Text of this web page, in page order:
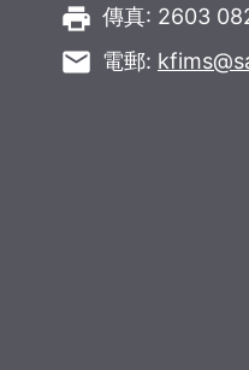
local_printshop 傳真: 2603
email 電郵: